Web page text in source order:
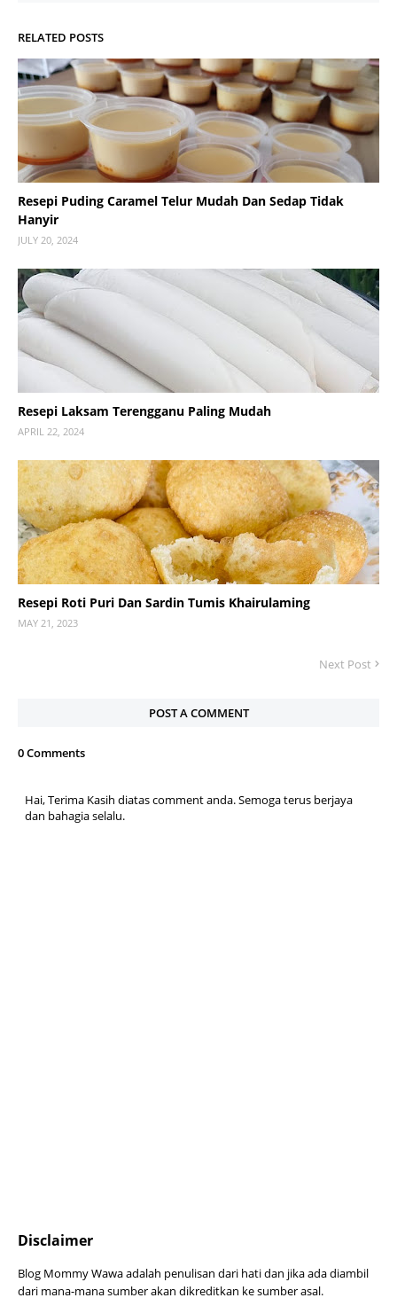
RELATED POSTS
Resepi Puding Caramel Telur Mudah Dan Sedap Tidak
Hanyir
JULY 20, 2024
Resepi Laksam Terengganu Paling Mudah
APRIL 22, 2024
Resepi Roti Puri Dan Sardin Tumis Khairulaming
MAY 21, 2023
Next Post
POST A COMMENT
0 Comments
Hai, Terima Kasih diatas comment anda. Semoga terus berjaya
dan bahagia selalu.
Disclaimer
Blog Mommy Wawa adalah penulisan dari hati dan jika ada diambil
dari mana-mana sumber akan dikreditkan ke sumber asal.